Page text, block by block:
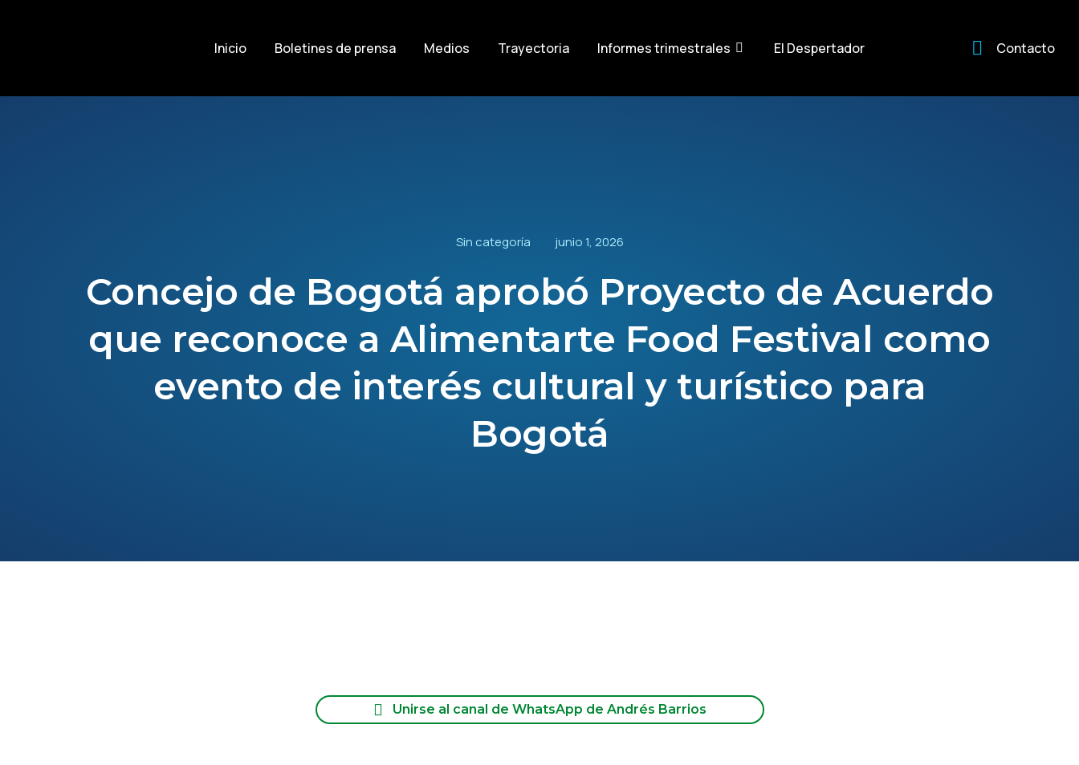
Inicio Boletines de prensa Medios Trayectoria Informes trimestrales El Despertador Contacto
Sin categoría junio 1, 2026
Concejo de Bogotá aprobó Proyecto de Acuerdo
que reconoce a Alimentarte Food Festival como
evento de interés cultural y turístico para
Bogotá
Unirse al canal de WhatsApp de Andrés Barrios